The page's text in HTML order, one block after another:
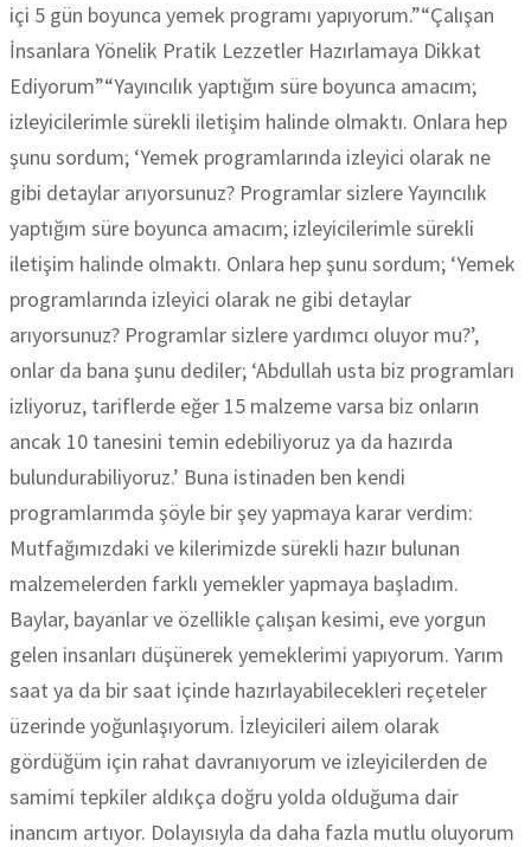
içi 5 gün boyunca yemek programı yapıyorum.”“Çalışan
İnsanlara Yönelik Pratik Lezzetler Hazırlamaya Dikkat
Ediyorum”“Yayıncılık yaptığım süre boyunca amacım;
izleyicilerimle sürekli iletişim halinde olmaktı. Onlara hep
şunu sordum; ‘Yemek programlarında izleyici olarak ne
gibi detaylar arıyorsunuz? Programlar sizlere Yayıncılık
yaptığım süre boyunca amacım; izleyicilerimle sürekli
iletişim halinde olmaktı. Onlara hep şunu sordum; ‘Yemek
programlarında izleyici olarak ne gibi detaylar
arıyorsunuz? Programlar sizlere yardımcı oluyor mu?’,
onlar da bana şunu dediler; ‘Abdullah usta biz programları
izliyoruz, tariflerde eğer 15 malzeme varsa biz onların
ancak 10 tanesini temin edebiliyoruz ya da hazırda
bulundurabiliyoruz.’ Buna istinaden ben kendi
programlarımda şöyle bir şey yapmaya karar verdim:
Mutfağımızdaki ve kilerimizde sürekli hazır bulunan
malzemelerden farklı yemekler yapmaya başladım.
Baylar, bayanlar ve özellikle çalışan kesimi, eve yorgun
gelen insanları düşünerek yemeklerimi yapıyorum. Yarım
saat ya da bir saat içinde hazırlayabilecekleri reçeteler
üzerinde yoğunlaşıyorum. İzleyicileri ailem olarak
gördüğüm için rahat davranıyorum ve izleyicilerden de
samimi tepkiler aldıkça doğru yolda olduğuma dair
inancım artıyor. Dolayısıyla da daha fazla mutlu oluyorum